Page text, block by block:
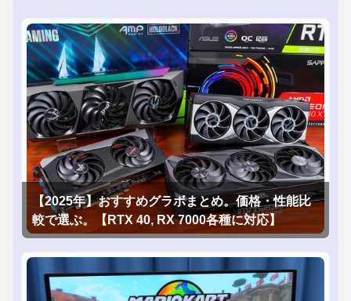
【2025年】おすすめグラボまとめ。価格・性能比
較で選ぶ。【RTX 40, RX 7000各種に対応】